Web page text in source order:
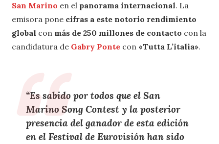
San Marino en el panorama internacional. La
emisora pone cifras a este notorio rendimiento
global con más de 250 millones de contacto con la
candidatura de Gabry Ponte con «Tutta L’italia».
“Es sabido por todos que el San
Marino Song Contesty la posterior
presencia del ganadorde esta edición
en el Festival de Eurovisiónhan sido